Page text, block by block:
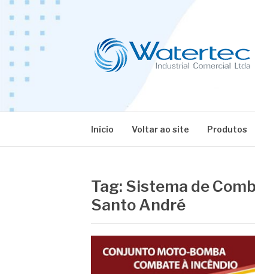
Pular
para
conteúdo
Início Voltar ao site Produtos
Tag: Sistema de
Santo André